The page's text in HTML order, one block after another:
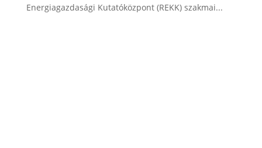
Energiagazdasági Kutatóközpont (REKK) szakmai...